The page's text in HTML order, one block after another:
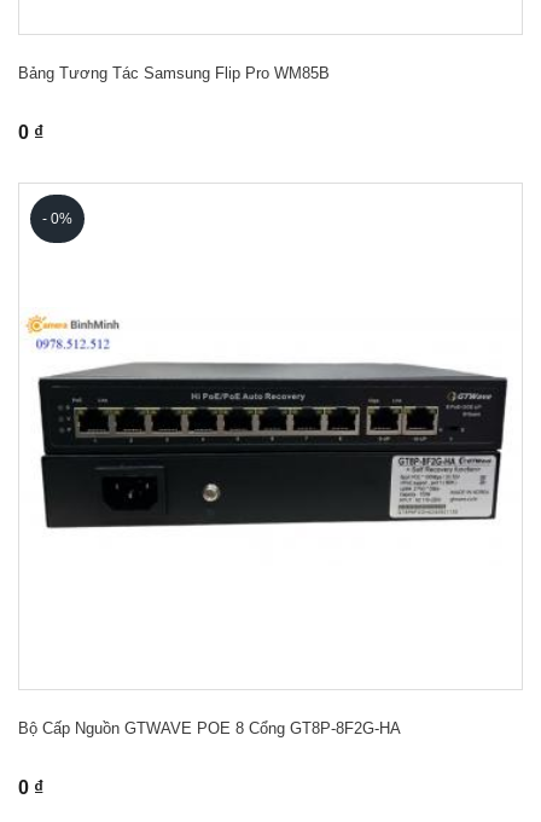
Bảng Tương Tác Samsung Flip Pro WM85B
0 ₫
- 0%
Bộ Cấp Nguồn GTWAVE POE 8 Cổng GT8P-8F2G-HA
0 ₫